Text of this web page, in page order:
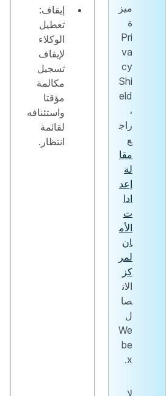
ميز
ة
Pri
va
cy
Shi
eld
،
راج
ع
مقا
لة
إعد
ادا
ت
الأم
ان
لمر
كز
الات
صا
ل
We
be
x.
لا
إيقاف:
تعطيل
الوكلاء
لإيقاف
تسجيل
مكالمة
مؤقتا
واستئنافه
لقائمة
انتظار.